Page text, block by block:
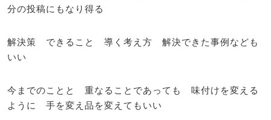
分の投稿にもなり得る
解決策 できること 導く考え方 解決できた事例なども
いい
今までのことと 重なることであっても 味付けを変える
ように 手を変え品を変えてもいい